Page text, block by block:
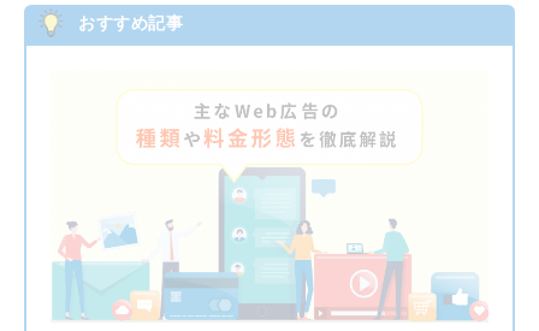
おすすめ記事